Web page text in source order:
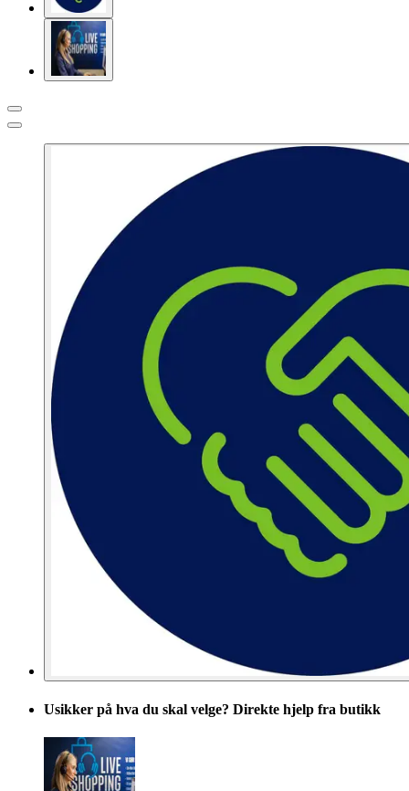
Usikker på hva du skal velge? Direkte hjelp fra butikk